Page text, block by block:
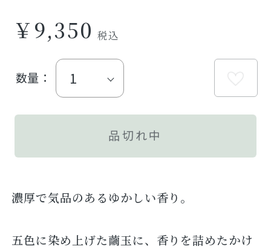
￥9,350
数量：
品切れ中
濃厚で気品のあるゆかしい香り。
五色に染め上げた繭玉に、香りを詰めたかけ